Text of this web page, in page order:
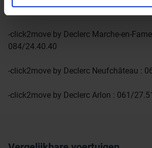
gebruik van hun services.
-click2move by Declerc Dinant : 082/
-click2move by Declerc Marche-en-
084/24.40.40
-click2move by Declerc Neufchâteau :
-click2move by Declerc Arlon : 061/